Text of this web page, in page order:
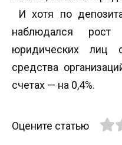
И хотя по
наблюдался
юридических лиц
средства
счетах — на 0,4%.
Оцените статью